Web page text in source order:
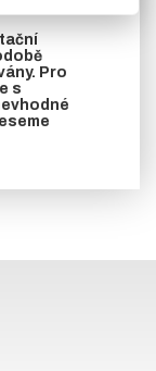
Pro
s